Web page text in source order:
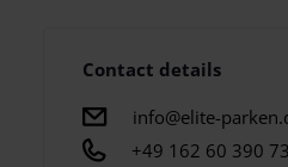
Contact details
info@elite-
+49 162 60 390 73